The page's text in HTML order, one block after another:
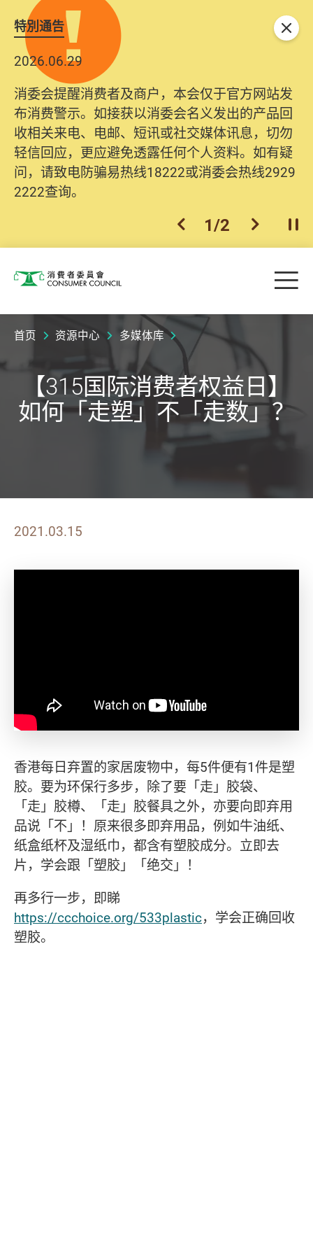
特別通告
2026.06.29
消委会提醒消费者及商户，本会仅于官方网站发
布消费警示。如接获以消委会名义发出的产品回
收相关来电、电邮、短讯或社交媒体讯息，切勿
轻信回应，更应避免透露任何个人资料。如有疑
问，请致电防骗易热线18222或消委会热线2929
2222查询。
上一个
1/2 下一个开
关闭
消费者委员会 目
首页 资源中心 多媒体库
【315国际消费者权益日】
如何「走塑」不「走数」？
2021.03.15
香港每日弃置的家居废物中，每5件便有1件是塑
胶。要为环保行多步，除了要「走」胶袋、
「走」胶樽、「走」胶餐具之外，亦要向即弃用
品说「不」！原来很多即弃用品，例如牛油纸、
纸盒纸杯及湿纸巾，都含有塑胶成分。立即去
片，学会跟「塑胶」「绝交」！
再多行一步，即睇
https://ccchoice.org/533plastic，学会正确回收
塑胶。